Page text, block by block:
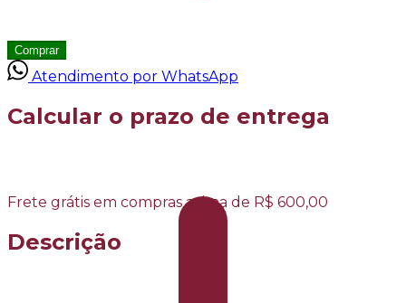
Comprar
Atendimento por WhatsApp
Calcular o prazo de entrega
Frete grátis em compras acima de R$ 600,00
Descrição